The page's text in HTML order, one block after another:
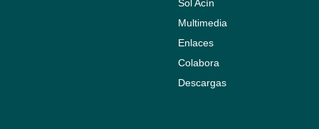
Sol Acín
Multimedia
Enlaces
Colabora
Descargas